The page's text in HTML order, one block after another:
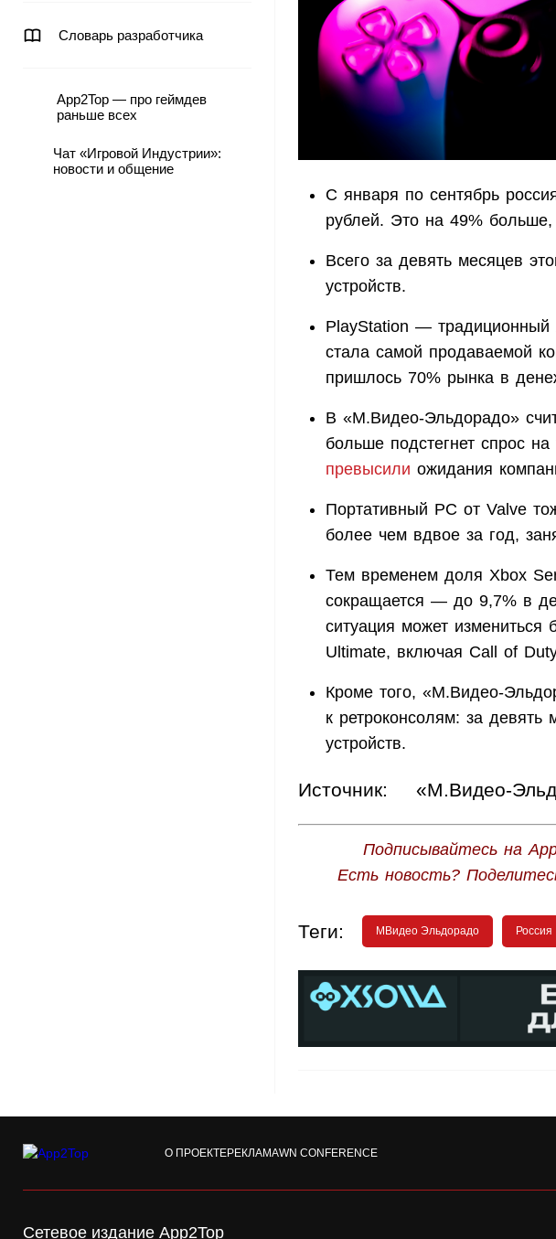
Словарь разработчика
App2Top — про геймдев
раньше всех
Чат «Игровой Индустрии»:
новости и общение
С января по сентябрь
рублей. Это на 49%
Всего за девять месяцев
устройств.
PlayStation — традиционный
стала самой продаваемой
пришлось 70% рынка в
В «М.Видео-Эльдорадо»
больше подстегнет спрос
превысили ожидания
Портативный PC от Valve
более чем вдвое за год,
Тем временем доля Xbox
сокращается — до 9,7% в
ситуация может измениться
Ultimate, включая Call of
Кроме того, «М.Видео-
к ретроконсолям: за
устройств.
Источник: «М.Видео-
Подписывайтесь на
Есть новость?
Теги: MВидео Эльдорадо Россия
О ПРОЕКТЕРЕКЛАМАWN CONFERENCE
Сетевое издание App2Top